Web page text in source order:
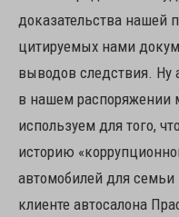
доказательства нашей
цитируемых нами
выводов следствия.
в нашем распоряжении
используем для того,
историю
автомобилей для семьи
клиенте автосалона